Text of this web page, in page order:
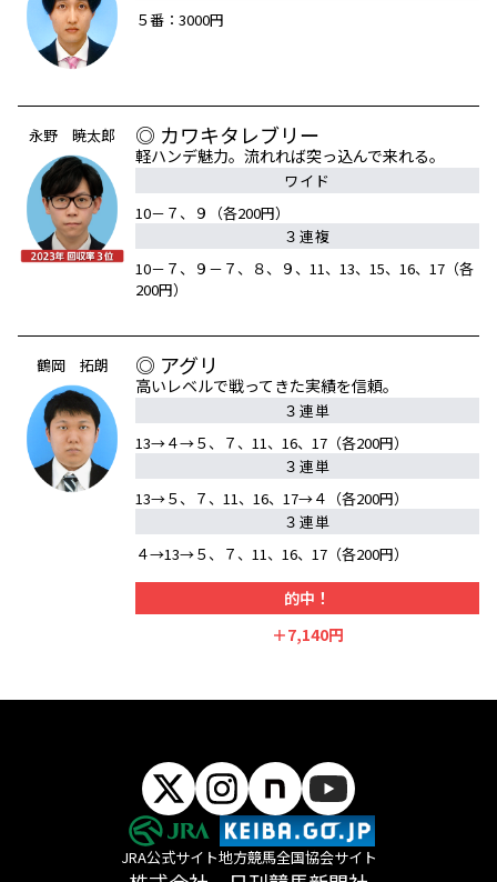
５番：3000円
永野 暁太郎 ◎ カワキタレブリー
軽ハンデ魅力。流れれば突っ込んで来れる。
ワイド
10－７、９（各200円）
３連複
10－７、９－７、８、９、11、13、15、16、17（各
200円）
鶴岡 拓朗 ◎ アグリ
高いレベルで戦ってきた実績を信頼。
３連単
13→４→５、７、11、16、17（各200円）
３連単
13→５、７、11、16、17→４（各200円）
３連単
４→13→５、７、11、16、17（各200円）
的中！
＋7,140円
JRA公式サイト地方競馬全国協会サイト